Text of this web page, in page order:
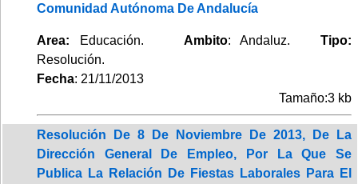
Comunidad Autónoma De Andalucía
Area: Educación. Ambito: Andaluz.Tipo:
Resolución.
Fecha: 21/11/2013
Tamaño:3 kb
Resolución De 8 De Noviembre De 2013, De La
Dirección General De Empleo, Por La Que Se
Publica La Relación De Fiestas Laborales Para El